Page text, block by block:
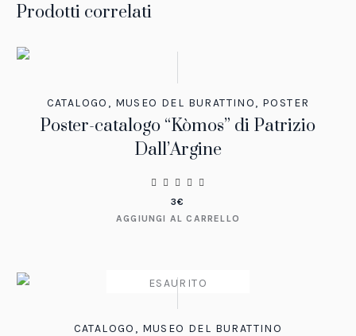
Prodotti correlati
CATALOGO , MUSEO DEL BURATTINO, POSTER
Poster-catalogo “Kòmos” di Patrizio
Dall’Argine
3€
AGGIUNGI AL CARRELLO
ESAURITO
CATALOGO , MUSEO DEL BURATTINO